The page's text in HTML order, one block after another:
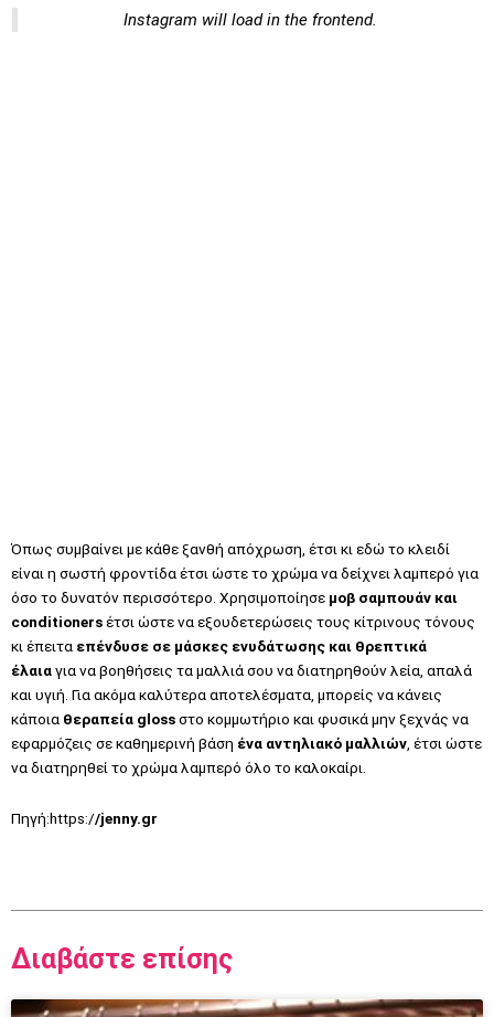
Instagram will load in the frontend.
Όπως συμβαίνει με κάθε ξανθή απόχρωση, έτσι κι εδώ το κλειδί
είναι η σωστή φροντίδα έτσι ώστε το χρώμα να δείχνει λαμπερό για
όσο το δυνατόν περισσότερο. Χρησιμοποίησε μοβ σαμπουάν και
conditionersέτσι ώστε να εξουδετερώσεις τους κίτρινους τόνους
κι έπειτα επένδυσε σε μάσκες ενυδάτωσης και θρεπτικά
έλαιαγια να βοηθήσεις τα μαλλιά σου να διατηρηθούν λεία, απαλά
και υγιή. Για ακόμα καλύτερα αποτελέσματα, μπορείς να κάνεις
κάποια θεραπεία glossστο κομμωτήριο και φυσικά μην ξεχνάς να
εφαρμόζεις σε καθημερινή βάση ένα αντηλιακό μαλλιών , έτσι ώστε
να διατηρηθεί το χρώμα λαμπερό όλο το καλοκαίρι.
Πηγή:https://jenny.gr
Διαβάστε επίσης